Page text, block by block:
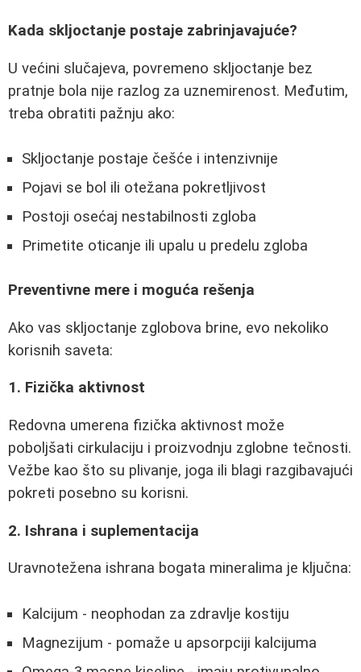
Kada skljoctanje postaje zabrinjavajuće?
U većini slučajeva, povremeno skljoctanje bez
pratnje bola nije razlog za uznemirenost. Međutim,
treba obratiti pažnju ako:
Skljoctanje postaje češće i intenzivnije
Pojavi se bol ili otežana pokretljivost
Postoji osećaj nestabilnosti zgloba
Primetite oticanje ili upalu u predelu zgloba
Preventivne mere i moguća rešenja
Ako vas skljoctanje zglobova brine, evo nekoliko
korisnih saveta:
1. Fizička aktivnost
Redovna umerena fizička aktivnost može
poboljšati cirkulaciju i proizvodnju zglobne tečnosti.
Vežbe kao što su plivanje, joga ili blagi razgibavajući
pokreti posebno su korisni.
2. Ishrana i suplementacija
Uravnotežena ishrana bogata mineralima je ključna:
Kalcijum - neophodan za zdravlje kostiju
Magnezijum - pomaže u apsorpciji kalcijuma